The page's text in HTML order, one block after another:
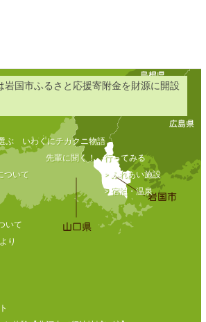
岩国市ふるさと応援寄附金を財源に開設
ぶ
いわくにチカクニ物語
ついて
先輩に聞く！
行ってみる
> ふれあい施設
> 宿泊・温泉
いて
り